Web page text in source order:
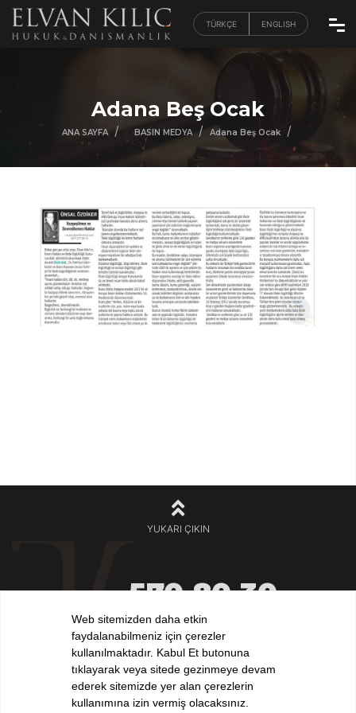
TÜRKÇE ENGLISH
Adana Beş Ocak
ANA SAYFA / BASIN MEDYA / Adana Beş Ocak /
YUKARI ÇIKIN
570 80 30
+90 532532 32 32
iletisim@elvankilic.com
BİZİ TAKİP EDİN !
Web sitemizden daha etkin
faydalanabilmeniz için çerezler
kullanılmaktadır. Kabul Et butonuna
tıklayarak veya sitede gezinmeye devam
ederek sitemizde yer alan çerezlerin
kullanımına izin vermiş olacaksınız.